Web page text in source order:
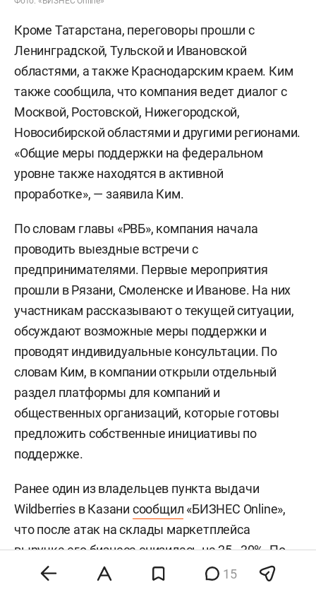
Кроме Татарстана, переговоры прошли с
Ленинградской, Тульской и Ивановской
областями, а также Краснодарским краем. Ким
также сообщила, что компания ведет диалог с
Москвой, Ростовской, Нижегородской,
Новосибирской областями и другими регионами.
«Общие меры поддержки на федеральном
уровне также находятся в активной
проработке», — заявила Ким.
По словам главы «РВБ», компания начала
проводить выездные встречи с
предпринимателями. Первые мероприятия
прошли в Рязани, Смоленске и Иванове. На них
участникам рассказывают о текущей ситуации,
обсуждают возможные меры поддержки и
проводят индивидуальные консультации. По
словам Ким, в компании открыли отдельный
раздел платформы для компаний и
общественных организаций, которые готовы
предложить собственные инициативы по
поддержке.
Ранее один из владельцев пункта выдачи
Wildberries в Казани сообщил «БИЗНЕС Online»,
что после атак на склады маркетплейса
выручка его бизнеса снизилась на 25–30%. По
его словам, покупатели также стали чаще
15